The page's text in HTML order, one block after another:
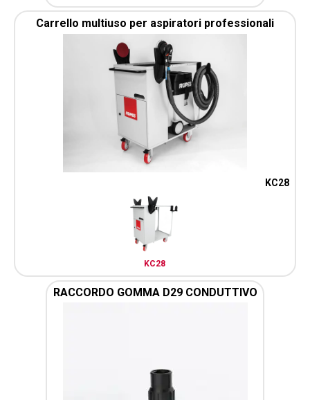
Carrello multiuso per aspiratori professionali
KC28
KC28
RACCORDO GOMMA D29 CONDUTTIVO